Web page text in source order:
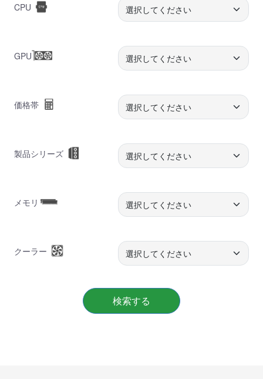
CPU
GPU
価格帯
製品シリーズ
メモリ
クーラー
検索する